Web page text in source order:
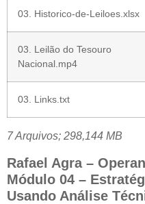
03. Historico-de-Leiloes.xlsx
03. Leilão do Tesouro
Nacional.mp4
03. Links.txt
7 Arquivos; 298,144 MB
Rafael Agra –
Módulo 04 –
Usando Análise